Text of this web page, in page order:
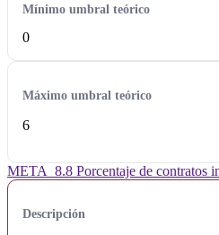
Mínimo umbral teórico
0
Máximo umbral teórico
6
META_8.8 Porcentaje de contratos
Descripción